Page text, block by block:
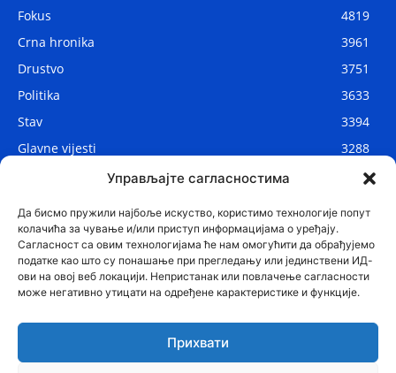
Управљајте сагласностима
Да бисмо пружили најбоље искуство, користимо технологије попут
колачића за чување и/или приступ информацијама о уређају.
Сагласност са овим технологијама ће нам омогућити да обрађујемо
податке као што су понашање при прегледању или јединствени ИД-
ови на овој веб локацији. Непристанак или повлачење сагласности
може негативно утицати на одређене карактеристике и функције.
Прихвати
Fokus
4819
Crna hronika
3961
Drustvo
3751
Politika
3633
Stav
3394
Glavne vijesti
3288
2912